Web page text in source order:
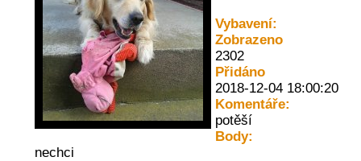
Vybavení:
Zobrazeno
2302
Přidáno
2018-12-04 18:00:20
Komentáře:
potěší
Body:
nechci